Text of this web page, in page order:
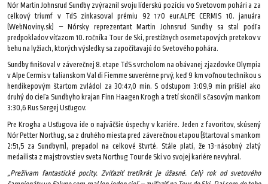
Nór Martin Johnsrud Sundby zvýraznil svoju líderskú pozíciu vo Svetovom pohári a za
celkový triumf v TdS zinkasoval prémiu 92 170 eur.ALPE CERMIS 10. januára
(WebNoviny.sk) – Nórsky reprezentant Martin Johnsrud Sundby sa stal podľa
predpokladov víťazom 10. ročníka Tour de Ski, prestížnych osemetapových pretekov v
behu na lyžiach, ktorých výsledky sa započítavajú do Svetového pohára.
Sundby finišoval v záverečnej 8. etape TdS s vrcholom na obávanej zjazdovke Olympia
v Alpe Cermis v talianskom Val di Fiemme suverénne prvý, keď 9 km voľnou technikou s
hendikepovým štartom zvládol za 30:47,0 min. S odstupom 3:09,9 min prišiel ako
druhý do cieľa Sundbyho krajan Finn Haagen Krogh a tretí skončil s časovým mankom
3:30,6 Rus Sergej Usťugov.
Pre Krogha a Usťugova ide o najväčšie úspechy v kariére. Jeden z favoritov, skúsený
Nór Petter Northug, sa z druhého miesta pred záverečnou etapou (štartoval s mankom
2:51,5 za Sundbym), prepadol na celkové štvrté. Stále platí, že 13-násobný zlatý
medailista z majstrovstiev sveta Northug Tour de Ski vo svojej kariére nevyhral.
„Prežívam fantastické pocity. Zvíťaziť tretíkrát je úžasné. Celý rok od svetového